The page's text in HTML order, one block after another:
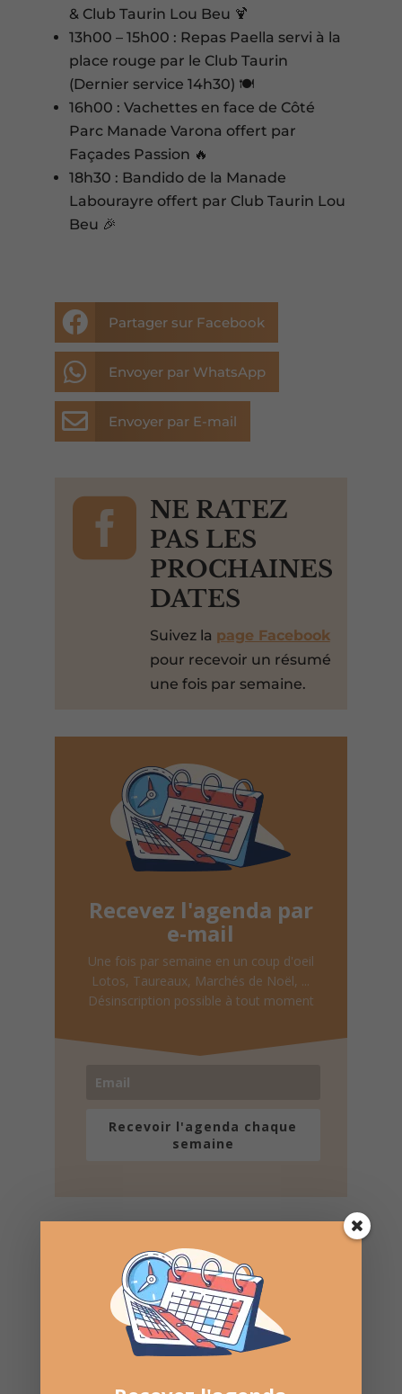
& Club Taurin Lou Beu 🍹
13h00 – 15h00 : Repas Paella servi à la
place rouge par le Club Taurin
(Dernier service 14h30) 🍽️
16h00 : Vachettes en face de Côté
Parc Manade Varona offert par
Façades Passion 🔥
18h30 : Bandido de la Manade
Labourayre offert par Club Taurin Lou
Beu 🎉
 Partager sur Facebook
 Envoyer par WhatsApp
 Envoyer par E-mail

NE RATEZ
PAS LES
PROCHAINES
DATES
Suivez la page Facebook
pour recevoir un résumé
une fois par semaine.
Recevez l'agenda par
e-mail
Une fois par semaine en un coup d'oeil
Lotos, Taureaux, Marchés de Noël, ...
Désinscription possible à tout moment
Recevoir l'agenda chaque
semaine
Nombre de consultations :